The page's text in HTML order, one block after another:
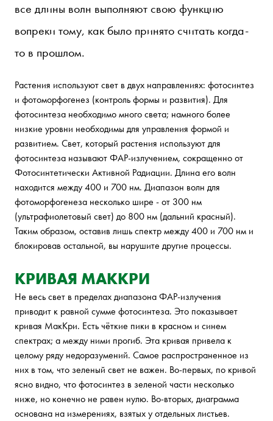
все длины волн выполняют свою функцию
вопреки тому, как было принято считать когда-
то в прошлом.
Растения используют свет в двух направлениях: фотосинтез
и фотоморфогенез (контроль формы и развития). Для
фотосинтеза необходимо много света; намного более
низкие уровни необходимы для управления формой и
развитием. Свет, который растения используют для
фотосинтеза называют ФАР-излучением, сокращенно от
Фотосинтетически Активной Радиации. Длина его волн
находится между 400 и 700 нм. Диапазон волн для
фотоморфогенеза несколько шире - от 300 нм
(ультрафиолетовый свет) до 800 нм (дальний красный).
Таким образом, оставив лишь спектр между 400 и 700 нм и
блокировав остальной, вы нарушите другие процессы.
КРИВАЯ МАККРИ
Не весь свет в пределах диапазона ФАР-излучения
приводит к равной сумме фотосинтеза. Это показывает
кривая МакКри. Есть чёткие пики в красном и синем
спектрах; а между ними прогиб. Эта кривая привела к
целому ряду недоразумений. Самое распространенное из
них в том, что зеленый свет не важен. Во-первых, по кривой
ясно видно, что фотосинтез в зеленой части несколько
ниже, но конечно не равен нулю. Во-вторых, диаграмма
основана на измерениях, взятых у отдельных листьев.